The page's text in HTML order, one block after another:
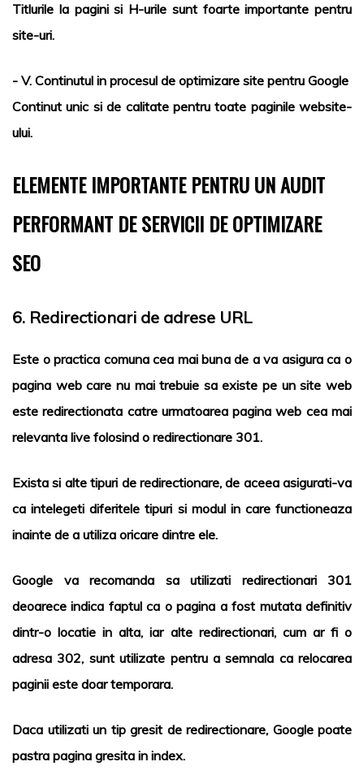
Titlurile la pagini si H-urile sunt foarte importante pentru
site-uri.
- V. Continutul in procesul de optimizare site pentru Google
Continut unic si de calitate pentru toate paginile website-
ului.
ELEMENTE IMPORTANTE PENTRU UN AUDIT
PERFORMANT DE SERVICII DE OPTIMIZARE
SEO
6. Redirectionari de adrese URL
Este o practica comuna cea mai buna de a va asigura ca o
pagina web care nu mai trebuie sa existe pe un site web
este redirectionata catre urmatoarea pagina web cea mai
relevanta live folosind o redirectionare 301.
Exista si alte tipuri de redirectionare, de aceea asigurati-va
ca intelegeti diferitele tipuri si modul in care functioneaza
inainte de a utiliza oricare dintre ele.
Google va recomanda sa utilizati redirectionari 301
deoarece indica faptul ca o pagina a fost mutata definitiv
dintr-o locatie in alta, iar alte redirectionari, cum ar fi o
adresa 302, sunt utilizate pentru a semnala ca relocarea
paginii este doar temporara.
Daca utilizati un tip gresit de redirectionare, Googlepoate
pastra pagina gresita in index.